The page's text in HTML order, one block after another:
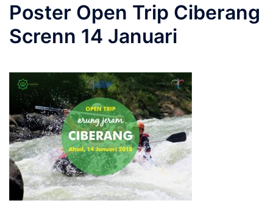
Poster Open Trip Ciberang
Screnn 14 Januari